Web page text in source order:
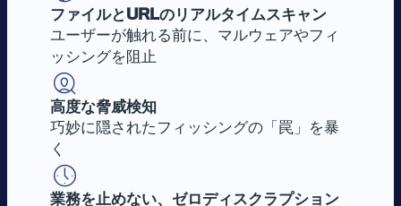
ファイルとURLのリアルタイムスキャン
ユーザーが触れる前に、マルウェアやフィ
ッシングを阻止
高度な脅威検知
巧妙に隠されたフィッシングの「罠」を暴
く
業務を止めない、ゼロディスクラプション